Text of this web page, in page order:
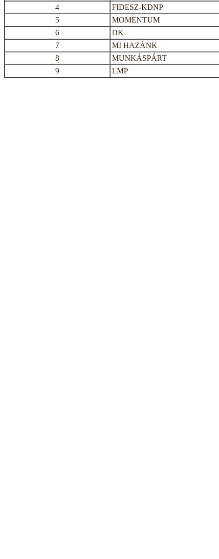
4
FIDESZ-KDNP
5
MOMENTUM
6
DK
7
MI HAZÁNK
8
MUNKÁSPÁRT
9
LMP